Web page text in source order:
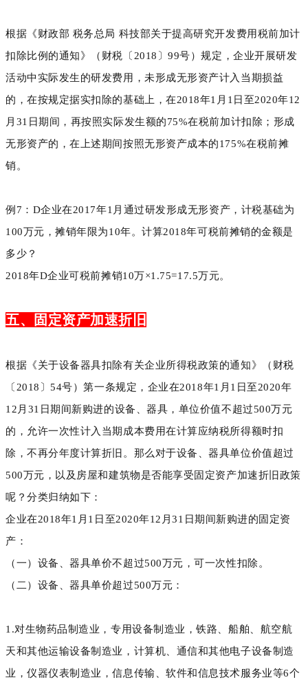
根据《财政部 税务总局 科技部关于提高研究开发费用税前加计
扣除比例的通知》（财税〔2018〕99号）规定，企业开展研发
活动中实际发生的研发费用，未形成无形资产计入当期损益
的，在按规定据实扣除的基础上，在2018年1月1日至2020年12
月31日期间，再按照实际发生额的75%在税前加计扣除；形成
无形资产的，在上述期间按照无形资产成本的175%在税前摊
销。
例7：D企业在2017年1月通过研发形成无形资产，计税基础为
100万元，摊销年限为10年。计算2018年可税前摊销的金额是
多少？
2018年D企业可税前摊销10万×1.75=17.5万元。
五、固定资产加速折旧
根据《关于设备器具扣除有关企业所得税政策的通知》（财税
〔2018〕54号）第一条规定，企业在2018年1月1日至2020年
12月31日期间新购进的设备、器具，单位价值不超过500万元
的，允许一次性计入当期成本费用在计算应纳税所得额时扣
除，不再分年度计算折旧。那么对于设备、器具单位价值超过
500万元，以及房屋和建筑物是否能享受固定资产加速折旧政策
呢？分类归纳如下：
企业在2018年1月1日至2020年12月31日期间新购进的固定资
产：
（一）设备、器具单价不超过500万元，可一次性扣除。
（二）设备、器具单价超过500万元：
1.对生物药品制造业，专用设备制造业，铁路、船舶、航空航
天和其他运输设备制造业，计算机、通信和其他电子设备制造
业，仪器仪表制造业，信息传输、软件和信息技术服务业等6个